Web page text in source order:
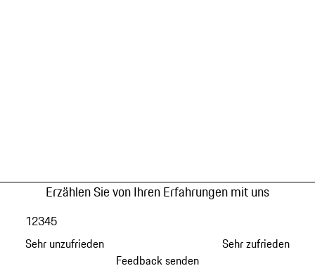
Erzählen Sie von Ihren Erfahrungen mit uns
Sehr unzufrieden
12345
Sehr zufrieden
Feedback senden